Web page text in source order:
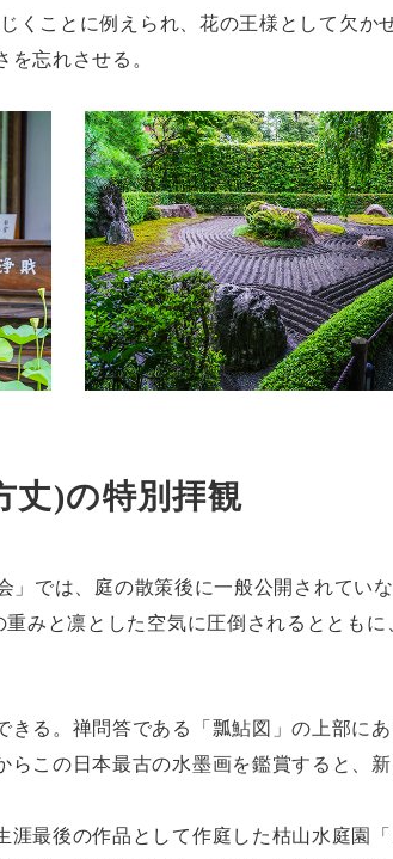
くことに例えられ、花の王様として欠か
忘れさせる。
丈)の特別拝観
では、庭の散策後に一般公開されてい
みと凛とした空気に圧倒されるとともに
る。禅問答である「瓢鮎図」の上部に
この日本最古の水墨画を鑑賞すると、
最後の作品として作庭した枯山水庭園